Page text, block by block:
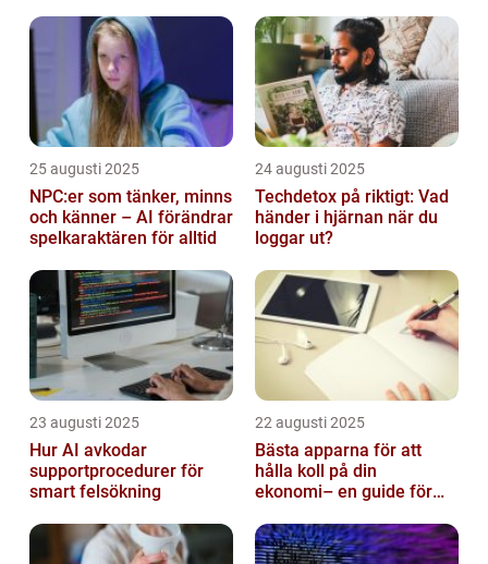
25 augusti 2025
NPC:er som tänker, minns
och känner – AI förändrar
spelkaraktären för alltid
24 augusti 2025
Techdetox på riktigt: Vad
händer i hjärnan när du
loggar ut?
23 augusti 2025
Hur AI avkodar
supportprocedurer för
smart felsökning
22 augusti 2025
Bästa apparna för att
hålla koll på din
ekonomi– en guide för